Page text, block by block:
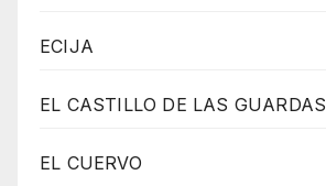
ECIJA
EL CASTILLO DE LAS GUARDAS
EL CUERVO